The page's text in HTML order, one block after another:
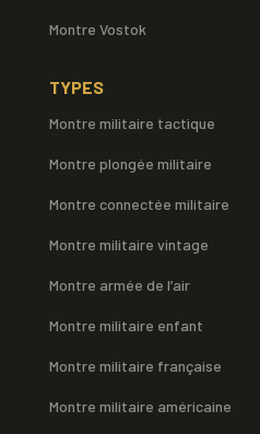
Montre Vostok
TYPES
Montre militaire tactique
Montre plongée militaire
Montre connectée militaire
Montre militaire vintage
Montre armée de l’air
Montre militaire enfant
Montre militaire française
Montre militaire américaine